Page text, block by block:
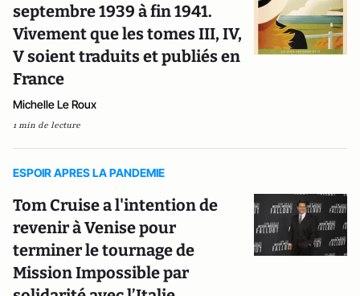
septembre 1939 à fin 1941.
Vivement que les tomes III, IV,
V soient traduits et publiés en
France
Michelle Le Roux
1 min de lecture
ESPOIR APRES LA PANDEMIE
Tom Cruise a l'intention de
revenir à Venise pour
terminer le tournage de
Mission Impossible par